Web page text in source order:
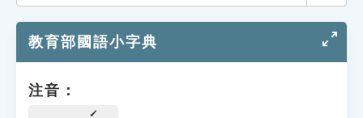
教育部國語小字典
注音：